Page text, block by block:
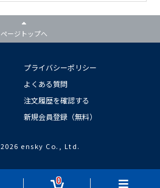
0
ページトップへ
プライバシーポリシー
よくある質問
注文履歴を確認する
新規会員登録（無料）
2026 ensky Co., Ltd.